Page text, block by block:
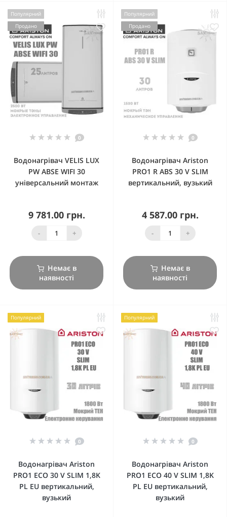
Популярний
Продано
0
Водонагрівач VELIS LUX
PW ABSE WIFI 30
універсальний монтаж
9 781.00 грн.
- +
Немає в
наявності
Популярний
Продано
0
Водонагрівач Ariston
PRO1 R ABS 30 V SLIM
вертикальний, вузький
4 587.00 грн.
- +
Немає в
наявності
Популярний
0
Водонагрівач Ariston
PRO1 ECO 30 V SLIM 1,8K
PL EU вертикальний,
вузький
Популярний
0
Водонагрівач Ariston
PRO1 ECO 40 V SLIM 1,8K
PL EU вертикальний,
вузький